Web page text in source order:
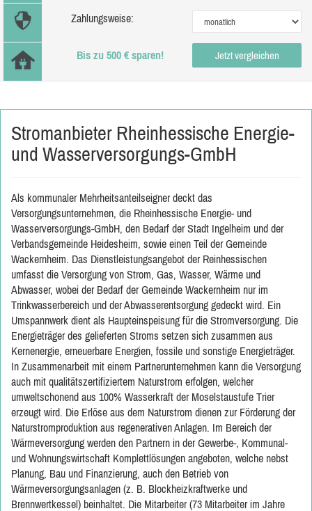
Zahlungsweise:
Bis zu 500 € sparen! Jetzt vergleichen
Stromanbieter Rheinhessische Energie-
und Wasserversorgungs-GmbH
Als kommunaler Mehrheitsanteilseigner deckt das
Versorgungsunternehmen, die Rheinhessische Energie- und
Wasserversorgungs-GmbH, den Bedarf der Stadt Ingelheim und der
Verbandsgemeinde Heidesheim, sowie einen Teil der Gemeinde
Wackernheim. Das Dienstleistungsangebot der Reinhessischen
umfasst die Versorgung von Strom, Gas, Wasser, Wärme und
Abwasser, wobei der Bedarf der Gemeinde Wackernheim nur im
Trinkwasserbereich und der Abwasserentsorgung gedeckt wird. Ein
Umspannwerk dient als Haupteinspeisung für die Stromversorgung. Die
Energieträger des gelieferten Stroms setzen sich zusammen aus
Kernenergie, erneuerbare Energien, fossile und sonstige Energieträger.
In Zusammenarbeit mit einem Partnerunternehmen kann die Versorgung
auch mit qualitätszertifiziertem Naturstrom erfolgen, welcher
umweltschonend aus 100% Wasserkraft der Moselstaustufe Trier
erzeugt wird. Die Erlöse aus dem Naturstrom dienen zur Förderung der
Naturstromproduktion aus regenerativen Anlagen. Im Bereich der
Wärmeversorgung werden den Partnern in der Gewerbe-, Kommunal-
und Wohnungswirtschaft Komplettlösungen angeboten, welche nebst
Planung, Bau und Finanzierung, auch den Betrieb von
Wärmeversorgungsanlagen (z. B. Blockheizkraftwerke und
Brennwertkessel) beinhaltet. Die Mitarbeiter (73 Mitarbeiter im Jahre